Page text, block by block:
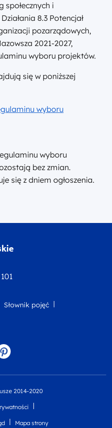
społecznych i
8.3 Potencjał
pozarządowych,
2021-2027,
wyboru projektów.
się w poniższej
wyboru
wyboru
bez zmian.
się z dniem ogłoszenia.
Słownik pojęć
Pinterest
2014-2020
Mapa strony